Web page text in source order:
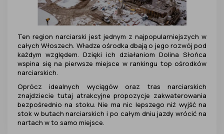
Ten region narciarski jest jednym z najpopularniejszych w
całych Włoszech. Władze ośrodka dbają o jego rozwój pod
każdym względem. Dzięki ich działaniom Dolina Słońca
wspina się na pierwsze miejsce w rankingu top ośrodków
narciarskich.
Oprócz idealnych wyciągów oraz tras narciarskich
znajdziecie tutaj atrakcyjnepropozycje zakwaterowania
bezpośrednio na stoku. Nie ma nic lepszego niż wyjść na
stok w butach narciarskich i po całym dniu jazdy wrócić na
nartach w to samo miejsce.